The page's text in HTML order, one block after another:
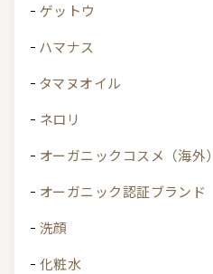
ゲットウ
ハマナス
タマヌオイル
ネロリ
オーガニックコスメ（海外）
オーガニック認証ブランド
洗顔
化粧水